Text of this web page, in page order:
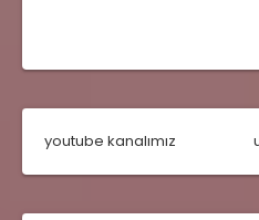
youtube kanalımız